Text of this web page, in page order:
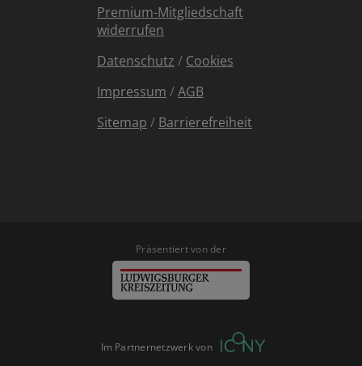
Premium-Mitgliedschaft
widerrufen
Datenschutz / Cookies
Impressum /AGB
Sitemap / Barrierefreiheit
Präsentiert von der
Im Partnernetzwerk von